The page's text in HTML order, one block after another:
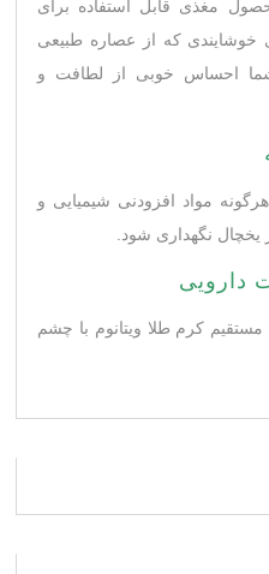
مغذی قابل استفاده برای
خوشایندی که از عصاره طبیعی
احساس خوبی از لطافت و
مواد افزودنی شیمیایی و
یخچال نگهداری شود.
دارویی
کرم طلا ویتانوم با چشم